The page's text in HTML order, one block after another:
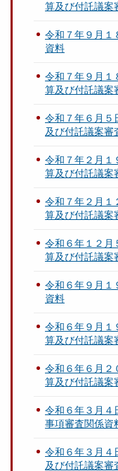
算及び付託議案
令和７年９月
資料
令和７年９月
算及び付託議案
令和７年６月
及び付託議案審
令和７年２月
算及び付託議案
令和７年２月
算及び付託議案
令和６年１２
算及び付託議案
令和６年９月
資料
令和６年９月
算及び付託議案
令和６年６月
算及び付託議案
令和６年３月
事項審査関係資
令和６年３月
及び付託議案審